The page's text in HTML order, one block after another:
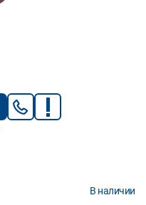
В наличии